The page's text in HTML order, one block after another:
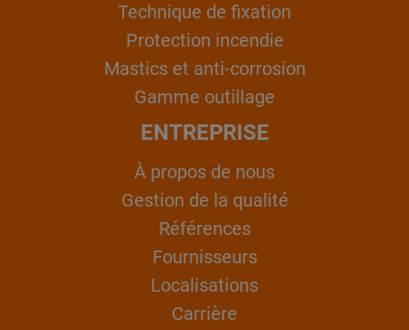
Technique de fixation
Protection incendie
Mastics et anti-corrosion
Gamme outillage
ENTREPRISE
À propos de nous
Gestion de la qualité
Références
Fournisseurs
Localisations
Carrière